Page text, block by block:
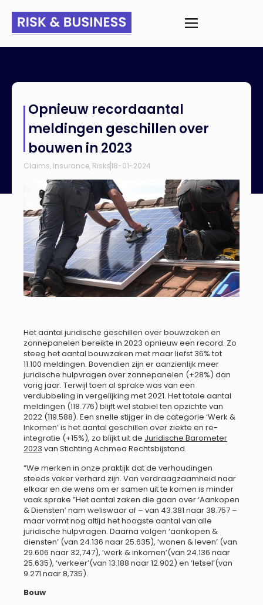
over bouwen in 2023
Opnieuw recordaantal
meldingen geschillen over
bouwen in 2023
Claims, Insurance, Risks18-01-2024
Het aantal juridische geschillen over bouwzaken en
zonnepanelen bereikte in 2023 opnieuw een record. Zo
steeg het aantal bouwzaken met maar liefst 36% tot
11.100 meldingen. Bovendien zijn er aanzienlijk meer
juridische hulpvragen over zonnepanelen (+28%) dan
vorig jaar. Terwijl toen al sprake was van een
verdubbeling in vergelijking met 2021. Het totale aantal
meldingen (118.776) blijft wel stabiel ten opzichte van
2022 (119.588). Een snelle stijger in de categorie ‘Werk &
Inkomen’ is het aantal geschillen over ziekte en re-
integratie (+15%), zo blijkt uit de Juridische Barometer
2023 van Stichting Achmea Rechtsbijstand.
“We merken in onze praktijk dat de verhoudingen
steeds vaker verhard zijn. Van verdraagzaamheid naar
elkaar en de wens om er samen uit te komen is minder
vaak sprake ”Het aantal zaken die gaan over ‘Aankopen
& Diensten’ nam weliswaar af – van 43.381 naar 38.757 –
maar vormt nog altijd het hoogste aantal van alle
juridische hulpvragen. Daarna volgen ‘aankopen &
diensten’ (van 24.136 naar 25.635), ‘wonen & leven’ (van
29.606 naar 32,747), ‘werk & inkomen’(van 24.136 naar
25.635), ‘verkeer’(van 13.188 naar 12.902) en ‘letsel’(van
9.271 naar 8,735).
Bouw